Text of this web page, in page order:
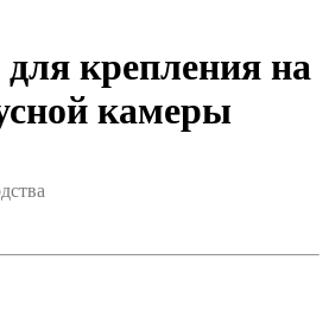
крепления на
камеры